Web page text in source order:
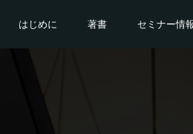
はじめに 著書 セミナー情